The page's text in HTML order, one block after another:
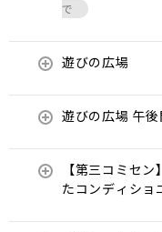
で
遊びの広場
遊びの広場 午
【第三コミセ
たコンディショ